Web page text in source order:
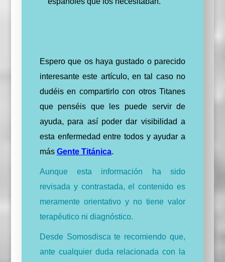
Espero que os haya gustado o parecido
interesante este artículo, en tal caso no
dudéis en compartirlo con otros Titanes
que penséis que les puede servir de
ayuda, para así poder dar visibilidad a
esta enfermedad entre todos y ayudar a
más Gente Titánica.
Aunque esta información ha sido
revisada y contrastada, el contenido es
meramente orientativo y no tiene valor
terapéutico ni diagnóstico.
Desde Somosdisca te recomiendo que,
ante cualquier duda relacionada con la